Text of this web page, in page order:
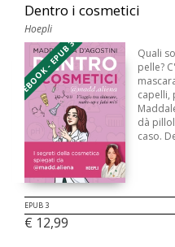
Dentro i cosmetici
Hoepli
EBOOK - EPUB 3
Quali
pelle?
capelli,
dà
caso.
EPUB 3
€ 12,99